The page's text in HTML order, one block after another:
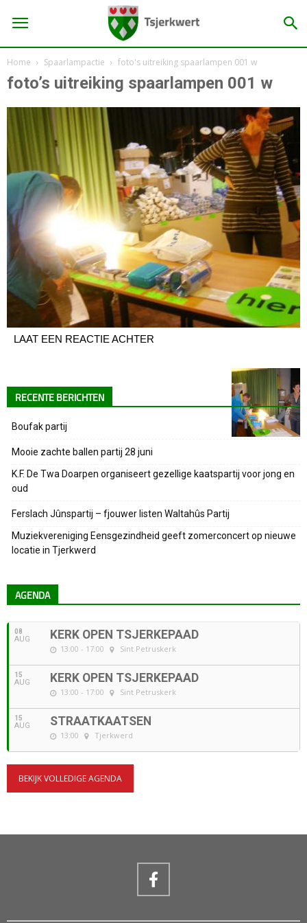
Home Spaarlampactie foto's uitreiking spaarlampen 001 w
foto’s uitreiking spaarlampen 001 w
LAAT EEN REACTIE ACHTER
RECENTE BERICHTEN
Boufak partij
Mooie zachte ballen partij 28 juni
K.F. De Twa Doarpen organiseert gezellige kaatspartij voor jong en
oud
Ferslach Jûnspartij – fjouwer listen Waltahûs Partij
Muziekvereniging Eensgezindheid geeft zomerconcert op nieuwe
locatie in Tjerkwerd
AGENDA
08
AUG KERK OPEN TSJERKEPAAD
13:00 - 17:00 Sint Petruskerk
15
AUG KERK OPEN TSJERKEPAAD
13:00 - 17:00 Sint Petruskerk
15
AUG STRAATKAATSEN
13:00 Tjerkwerd
BEKIJK VOLLEDIGE AGENDA